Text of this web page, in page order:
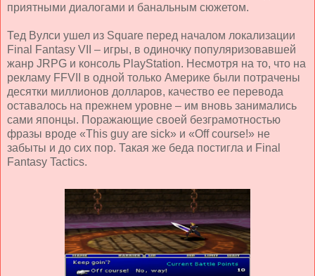
приятными диалогами и банальным сюжетом.
Тед Вулси ушел из Square перед началом локализации
Final Fantasy VII – игры, в одиночку популяризовавшей
жанр JRPG и консоль PlayStation. Несмотря на то, что на
рекламу FFVII в одной только Америке были потрачены
десятки миллионов долларов, качество ее перевода
оставалось на прежнем уровне – им вновь занимались
сами японцы. Поражающие своей безграмотностью
фразы вроде «This guy are sick» и «Off course!» не
забыты и до сих пор. Такая же беда постигла и Final
Fantasy Tactics.